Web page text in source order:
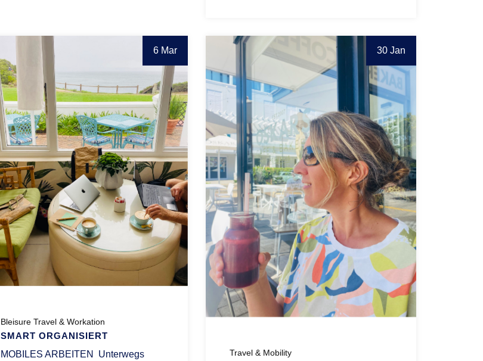
6 Mar
Bleisure Travel & Workation
SMART ORGANISIERT
MOBILES ARBEITEN Unterwegs
30 Jan
Travel & Mobility